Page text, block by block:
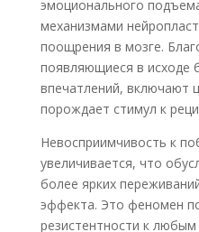
эмоционального
механизмами
поощрения в мозге.
появляющиеся в исходе
впечатлений, включают
порождает стимул к
Невосприимчивость к
увеличивается, что
более ярких
эффекта. Это феномен
резистентности к